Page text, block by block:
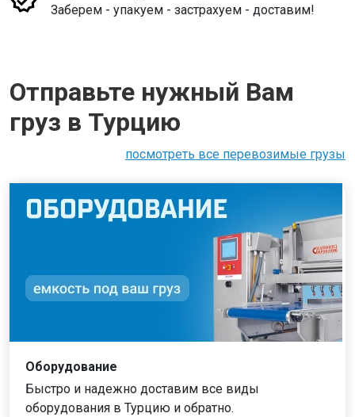
Заберем - упакуем - застрахуем - доставим!
Отправьте нужный Вам
груз в Турцию
посмотреть все перевозимые грузы
Оборудование
Быстро и надежно доставим все виды
оборудования в Турцию и обратно.